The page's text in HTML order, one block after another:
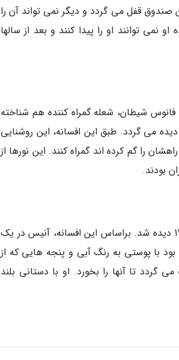
قفل می گردد و دیگر نمی تواند آن را
توانند او را پیدا کنند و بعد از سالها
شیطان، شعله گمراه کننده هم شناخته
می گردد. طبق این افسانه، این روشنایی
را گم کرده اند گمراه کنند. این نورها از
بودند.
نام آنیس سیاه که در ابتدا آنی سیاه صدا می شد در سندی مربوط به سال 1764 دیده شد. براساس این افسانه، آنیس در یک
با پوستی به رنگ آبی و پنجه هایی که از
تا آنها را بخورد. او با دستانی بلند